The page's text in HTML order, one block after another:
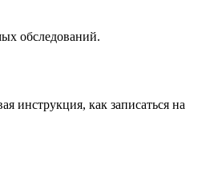
обследований.
инструкция, как записаться на